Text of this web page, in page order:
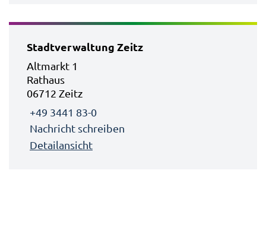
Stadtverwaltung Zeitz
Altmarkt 1
Rathaus
06712 Zeitz
+49 3441 83-0
Nachricht schreiben
Detailansicht